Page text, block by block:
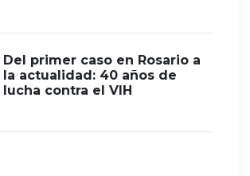
Del primer caso en Rosario a
la actualidad: 40 años de
lucha contra el VIH